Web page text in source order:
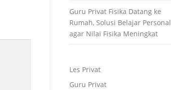
Guru Privat Fisika Datang ke
Rumah, Solusi Belajar Personal
agar Nilai Fisika Meningkat
Les Privat
Guru Privat